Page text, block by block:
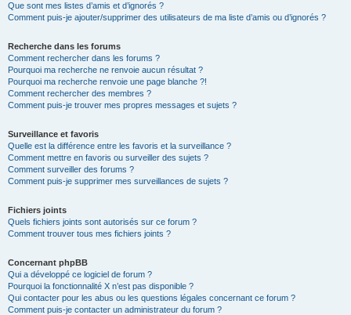
Que sont mes listes d’amis et d’ignorés ?
Comment puis-je ajouter/supprimer des utilisateurs de ma liste d’amis ou d’ignorés ?
Recherche dans les forums
Comment rechercher dans les forums ?
Pourquoi ma recherche ne renvoie aucun résultat ?
Pourquoi ma recherche renvoie une page blanche ?!
Comment rechercher des membres ?
Comment puis-je trouver mes propres messages et sujets ?
Surveillance et favoris
Quelle est la différence entre les favoris et la surveillance ?
Comment mettre en favoris ou surveiller des sujets ?
Comment surveiller des forums ?
Comment puis-je supprimer mes surveillances de sujets ?
Fichiers joints
Quels fichiers joints sont autorisés sur ce forum ?
Comment trouver tous mes fichiers joints ?
Concernant phpBB
Qui a développé ce logiciel de forum ?
Pourquoi la fonctionnalité X n’est pas disponible ?
Qui contacter pour les abus ou les questions légales concernant ce forum ?
Comment puis-je contacter un administrateur du forum ?